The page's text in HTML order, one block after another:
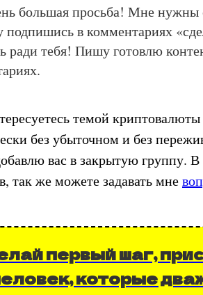
большая просьба! Мне
подпишись в комментариях
ради тебя! Пишу готовлю
темой
без убыточном и без
вас в закрытую группу.
так же можете задавать мне
первый шаг,
которые